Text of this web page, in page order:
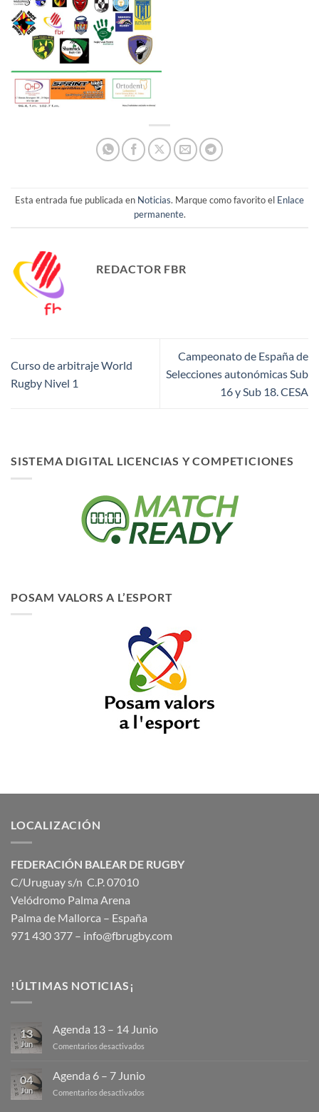
Esta entrada fue publicada en Noticias. Marque como favorito el Enlace
permanente.
REDACTOR FBR
Curso de arbitraje World
Rugby Nivel 1
Campeonato de España de
Selecciones autonómicas Sub
16 y Sub 18. CESA
SISTEMA DIGITAL LICENCIAS Y COMPETICIONES
POSAM VALORS A L’ESPORT
LOCALIZACIÓN
FEDERACIÓN BALEAR DE RUGBY
C/Uruguay s/n C.P. 07010
Velódromo Palma Arena
Palma de Mallorca – España
971 430 377 – info@fbrugby.com
!ÚLTIMAS NOTICIAS¡
13
Jun
Agenda 13 – 14 Junio
Comentarios desactivados
–
04
Jun
Agenda 6 – 7 Junio
Comentarios desactivados